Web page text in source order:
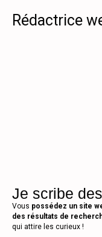
Rédactrice
Je scribe
Vous possédez un site
des résultats de
qui attire les curieux !